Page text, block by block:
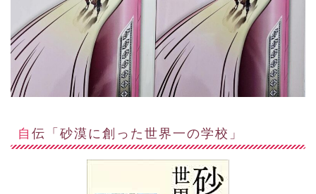
自伝「砂漠に創った世界一の学校」